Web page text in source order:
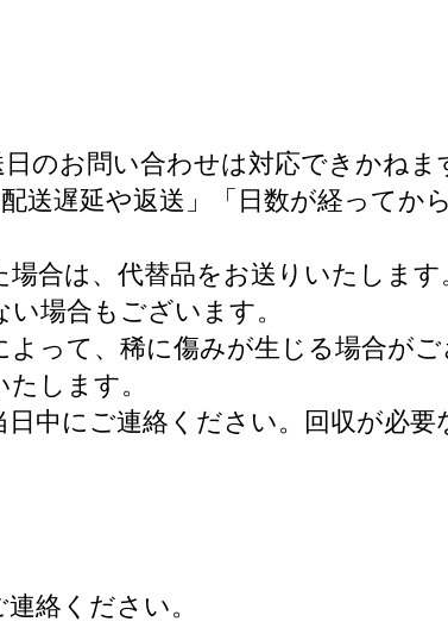
のお問い合わせは対応できかねま
送遅延や返送」「日数が経ってか
合は、代替品をお送りいたします
場合もございます。
って、稀に傷みが生じる場合がご
します。
中にご連絡ください。回収が必
絡ください。